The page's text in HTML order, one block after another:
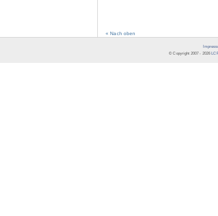
« Nach oben
© Copyright 2007 - 2026